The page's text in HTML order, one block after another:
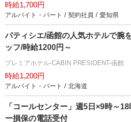
時給1,700円
アルバイト・パート / 契約社員 / 愛知県
パティシエ/函館の人気ホテルで腕
ッフ/時給1200円～
プレミアホテル-CABIN PRESIDENT-函館
時給1,200円
アルバイト・パート / 北海道
「コールセンター」週5日×9時～
ー損保の電話受付